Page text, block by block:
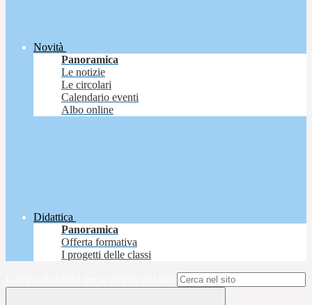
Novità
Panoramica
Le notizie
Le circolari
Calendario eventi
Albo online
Didattica
Panoramica
Offerta formativa
I progetti delle classi